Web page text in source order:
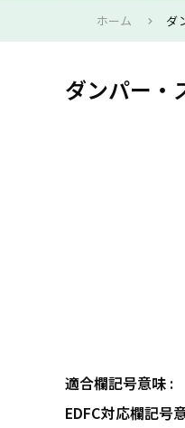
ホーム ダ
ダンパー・
適合欄記号意味 :
EDFC対応欄記号